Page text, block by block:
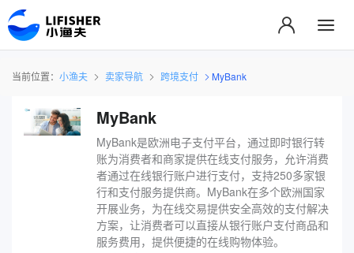
当前位置： 小渔夫 卖家导航 跨境支付 ‌MyBank
‌MyBank
MyBank是欧洲电子支付平台，通过即时银行转
账为消费者和商家提供在线支付服务，允许消费
者通过在线银行账户进行支付，支持250多家银
行和支付服务提供商。MyBank在多个欧洲国家
开展业务，为在线交易提供安全高效的支付解决
方案，让消费者可以直接从银行账户支付商品和
服务费用，提供便捷的在线购物体验。